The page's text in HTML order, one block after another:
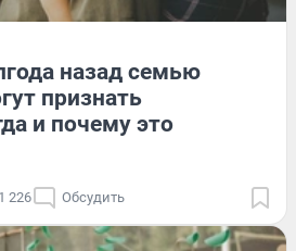
назад семью
признать
и почему это
1 226 Обсудить